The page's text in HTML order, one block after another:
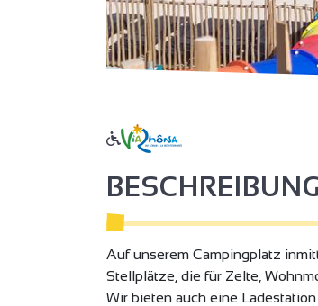
BESCHREIBUNG
Auf unserem Campingplatz
Stellplätze, die für Zelte,
Wir bieten auch eine